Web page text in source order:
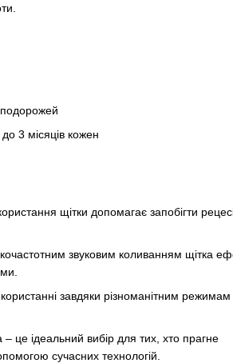
подорожей
3 місяців кожен
щітки допомагає запобігти
звуковим коливанням щітка
завдяки різноманітним режимам
це ідеальний вибір для тих, хто прагне
сучасних технологій.